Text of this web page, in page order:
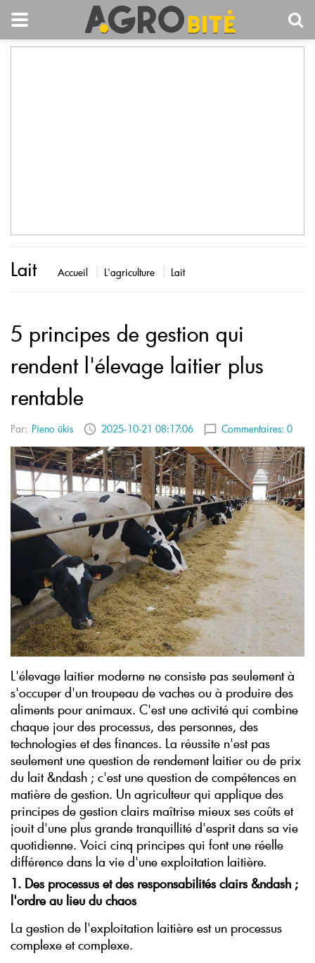
Lait Accueil L'agriculture Lait
5 principes de gestion qui
rendent l'élevage laitier plus
rentable
Par: Pieno ūkis 2025-10-21 08:17:06 Commentaires: 0
L'élevage laitier moderne ne consiste pas seulement à
s'occuper d'un troupeau de vaches ou à produire des
aliments pour animaux. C'est une activité qui combine
chaque jour des processus, des personnes, des
technologies et des finances. La réussite n'est pas
seulement une question de rendement laitier ou de prix
du lait &ndash ; c'est une question de compétences en
matière de gestion. Un agriculteur qui applique des
principes de gestion clairs maîtrise mieux ses coûts et
jouit d'une plus grande tranquillité d'esprit dans sa vie
quotidienne. Voici cinq principes qui font une réelle
différence dans la vie d'une exploitation laitière.
1. Des processus et des responsabilités clairs &ndash ;
l'ordre au lieu du chaos
La gestion de l'exploitation laitière est un processus
complexe et complexe.